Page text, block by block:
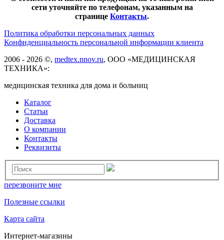
сети уточняйте по телефонам, указанным на
странице Контакты.
Политика обработки персональных данных
Конфиденциальность персональной информации клиента
2006 - 2026 ©, medtex.nnov.ru, ООО «МЕДИЦИНСКАЯ
ТЕХНИКА»:
медицинская техника для дома и больниц
Каталог
Статьи
Доставка
О компании
Контакты
Реквизиты
перезвоните мне
Полезные ссылки
Карта сайта
Интернет-магазины